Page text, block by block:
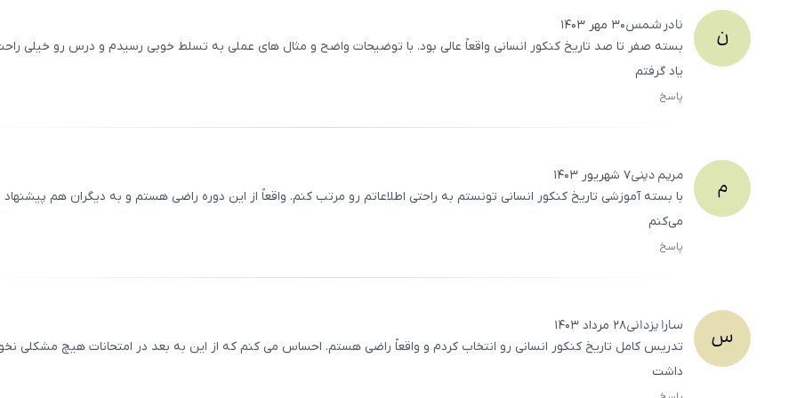
ن نادرشمس۳۰ مهر ۱۴۰۳
بسته صفر تا صد تاریخ کنکور انسانی واقعاً عالی بود. با توضیحات واضح و مثال‌ های عملی به تسلط خوبی رسیدم و درس رو خیلی
یاد گرفتم
پاسخ
م مریمدینی۷ شهریور ۱۴۰۳
با بسته آموزشی تاریخ کنکور انسانی تونستم به راحتی اطلاعاتم رو مرتب کنم. واقعاً از این دوره راضی هستم و به دیگران هم پیشنهاد
می‌کنم
پاسخ
س سارایزدانی۲۸ مرداد ۱۴۰۳
تدریس کامل تاریخ کنکور انسانی رو انتخاب کردم و واقعاً راضی هستم. احساس می ‌کنم که از این به بعد در امتحانات هیچ مشکلی
داشت